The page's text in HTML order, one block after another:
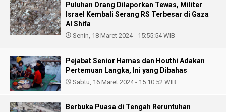
Puluhan Orang Dilaporkan Tewas, Militer
Israel Kembali Serang RS Terbesar di Gaza
Al Shifa
Senin, 18 Maret 2024 - 15:55:54 WIB
Pejabat Senior Hamas dan Houthi Adakan
Pertemuan Langka, Ini yang Dibahas
Sabtu, 16 Maret 2024 - 15:10:52 WIB
Berbuka Puasa di Tengah Reruntuhan